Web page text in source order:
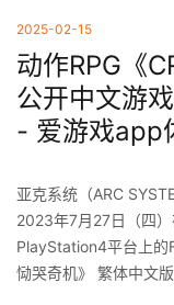
2025-02-15
动作RPG《
公开中文游
- 爱游戏app
亚克系统（ARC
2023年7月27日（四
PlayStation4平台上的
恸哭奇机》 繁体中文